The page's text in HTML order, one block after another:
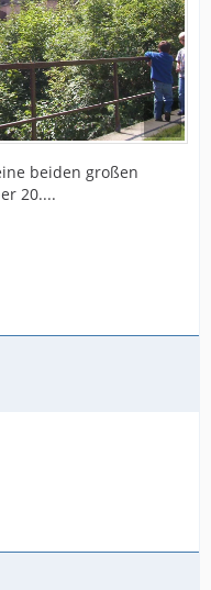
beiden großen
20....